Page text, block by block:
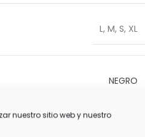
nuestro sitio web y nuestro
L, M, S, XL
NEGRO